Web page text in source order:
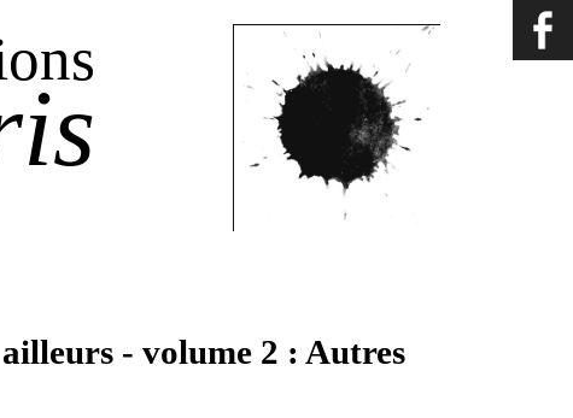
- volume 2 : Autres